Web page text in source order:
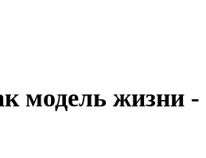
модель жизни -